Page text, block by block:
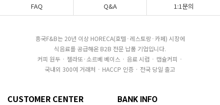
FAQ
Q&A 1:1문의
흥국F&B는 20년 이상 HORECA(호텔·레스토랑·카페) 시장에
식음료를 공급해온 B2B 전문 납품 기업입니다.
커피 원두 · 젤라또·소르베 베이스 · 음료 시럽 · 캡슐커피 ·
국내외 300여 거래처 · HACCP 인증 · 전국 당일 출고
CUSTOMER CENTER BANK INFO